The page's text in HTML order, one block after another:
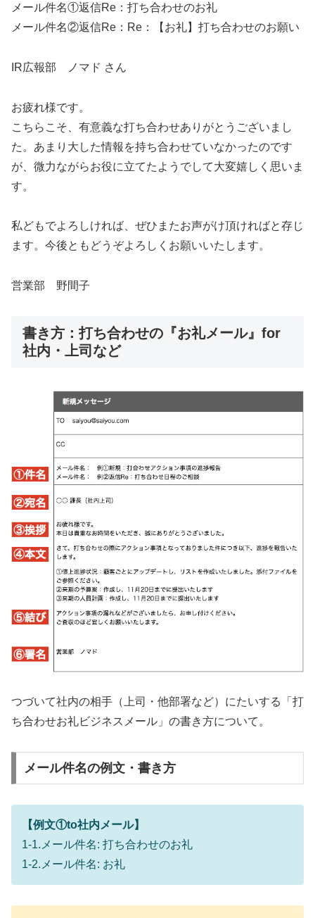
メール件名①返信Re：打ち合わせのお礼
メール件名②返信Re：Re：【お礼】打ち合わせのお願い
IR広報部 ノマド さん
お疲れ様です。
こちらこそ、有意義な打ち合わせありがとうございまし
た。あまり大した情報を持ち合わせていなかったのです
が、微力ながらお役に立てたようでして大変嬉しく思いま
す。
私どもでよろしければ、ぜひまたお声がけ頂ければと存じ
ます。今後ともどうぞよろしくお願いいたします。
営業部 野間子
書き方：打ち合わせの『お礼メール』for
社内・上司など
つづいて社内の相手（上司・他部署など）にたいする「打
ち合わせお礼ビジネスメール」の書き方について。
メール件名の例文・書き方
【例文①to社内メール】
1-1.メール件名: 打ち合わせのお礼
1-2.メール件名: お礼